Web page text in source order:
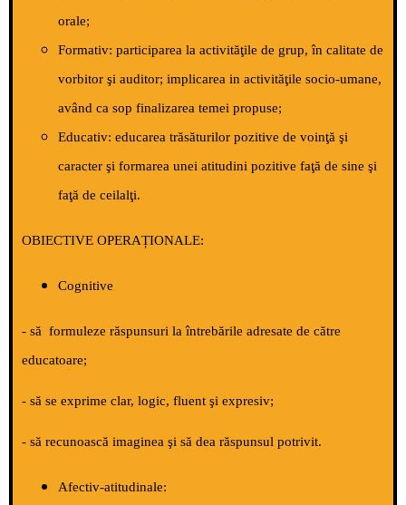
orale;
Formativ: participarea la activităţile de grup, în calitate de
vorbitor şi auditor; implicarea in activităţile socio-umane,
având ca sop finalizarea temei propuse;
Educativ: educarea trăsăturilor pozitive de voinţă şi
caracter şi formarea unei atitudini pozitive faţă de sine şi
faţă de ceilalţi.
OBIECTIVE OPERAȚIONALE:
Cognitive
- să formuleze răspunsuri la întrebările adresate de către
educatoare;
- să se exprime clar, logic, fluent şi expresiv;
- să recunoască imaginea şi să dea răspunsul potrivit.
Afectiv-atitudinale: